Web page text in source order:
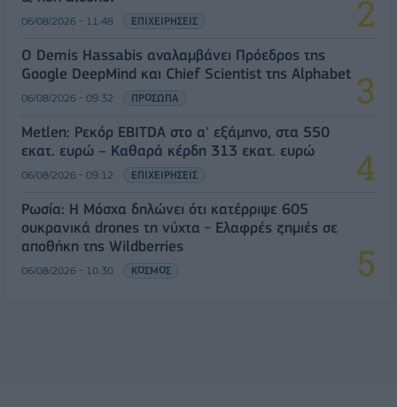
06/08/2026 - 11:48 ΕΠΙΧΕΙΡΗΣΕΙΣ
Ο Demis Hassabis αναλαμβάνει Πρόεδρος της
Google DeepMind και Chief Scientist της Alphabet
06/08/2026 - 09:32 ΠΡΟΣΩΠΑ
Metlen: Ρεκόρ EBITDA στο α' εξάμηνο, στα 550
εκατ. ευρώ – Καθαρά κέρδη 313 εκατ. ευρώ
06/08/2026 - 09:12 ΕΠΙΧΕΙΡΗΣΕΙΣ
Ρωσία: Η Μόσχα δηλώνει ότι κατέρριψε 605
ουκρανικά drones τη νύχτα - Ελαφρές ζημιές σε
αποθήκη της Wildberries
06/08/2026 - 10:30 ΚΟΣΜΟΣ